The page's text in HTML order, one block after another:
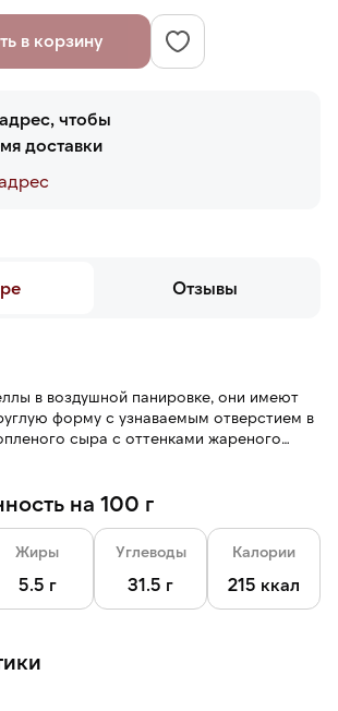
в корзину
чтобы
доставки
Отзывы
в воздушной панировке, они имеют
форму с узнаваемым отверстием в
сыра с оттенками жареного
хрустящую, рассыпчатую текстуру.
на 100 г
Жиры
5.5 г
Углеводы
31.5 г
Калории
215 ккал